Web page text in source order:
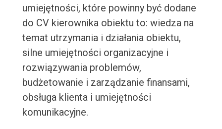
umiejętności, które powinny być dodane
do CV kierownika obiektu to: wiedza na
temat utrzymania i działania obiektu,
silne umiejętności organizacyjne i
rozwiązywania problemów,
budżetowanie i zarządzanie finansami,
obsługa klienta i umiejętności
komunikacyjne.